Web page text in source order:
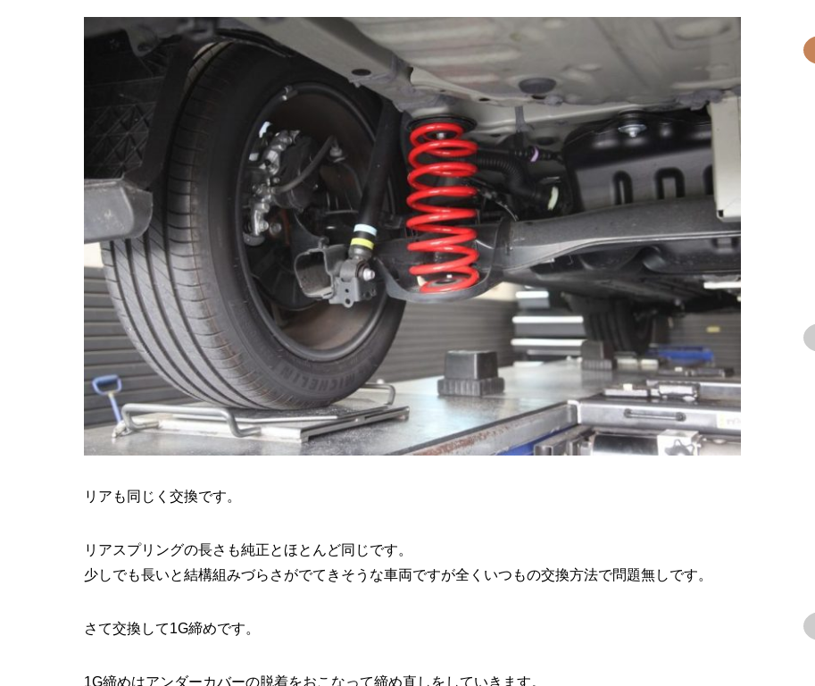
リアも同じく交換です。
リアスプリングの長さも純正とほとんど同じです。
少しでも長いと結構組みづらさがでてきそうな車両ですが全くいつもの交換方法で問題無しです。
さて交換して1G締めです。
1G締めはアンダーカバーの脱着をおこなって締め直しをしていきます。